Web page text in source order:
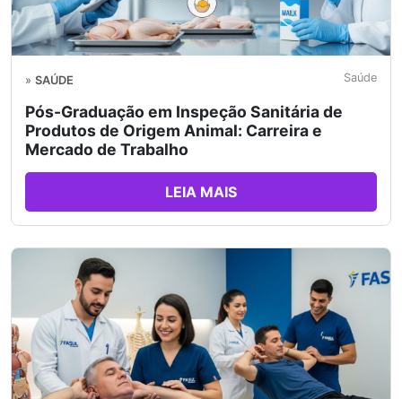
» SAÚDE Saúde
Pós-Graduação em Inspeção Sanitária de
Produtos de Origem Animal: Carreira e
Mercado de Trabalho
LEIA MAIS